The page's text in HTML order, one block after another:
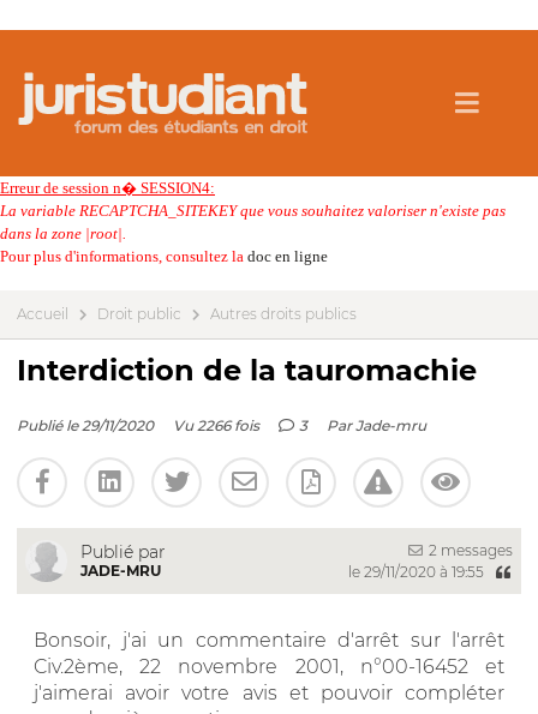
Erreur de session n� SESSION4:
La variable RECAPTCHA_SITEKEY que vous souhaitez valoriser n'existe pas
dans la zone |root|.
Pour plus d'informations, consultez la doc en ligne
Accueil Droit public Autres droits publics
Interdiction de la tauromachie
Publié le 29/11/2020 Vu 2266 fois 3 ParJade-mru
Publié par
JADE-MRU
2 messages
le 29/11/2020 à 19:55
Bonsoir, j'ai un commentaire d'arrêt sur l'arrêt
Civ.2ème, 22 novembre 2001, n°00-16452 et
j'aimerai avoir votre avis et pouvoir compléter